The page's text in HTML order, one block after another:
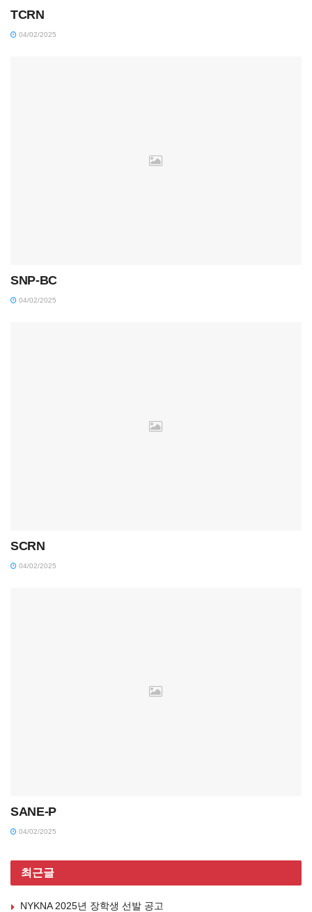
TCRN
04/02/2025
SNP-BC
04/02/2025
SCRN
04/02/2025
SANE-P
04/02/2025
최근글
NYKNA 2025년 장학생 선발 공고